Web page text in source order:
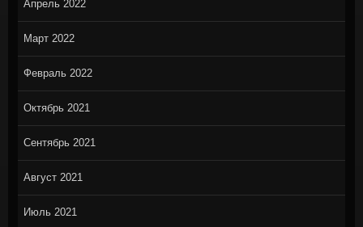
Апрель 2022
Март 2022
Февраль 2022
Октябрь 2021
Сентябрь 2021
Август 2021
Июль 2021